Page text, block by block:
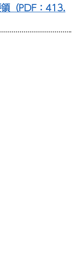
（PDF：413.